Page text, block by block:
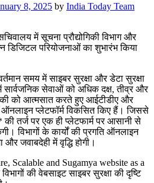
8, 2025 by India Today Team
में सूचना प्रौद्योगिकी विभाग और
डिजिटल परियोजनाओं का शुभारंभ किया
समय में साइबर सुरक्षा और डेटा सुरक्षा
सार्वजनिक सेवाओं को अधिक दक्ष, तीव्र और
को आत्मसात करते हुए आईटीडीए और
ऑनलाइन प्लेटफॉर्म विकसित किए हैं। जिससे
तर्ज पर एक ही प्लेटफार्म पर आसानी से
विभागों के कार्यों की प्रगति ऑनलाइन
जवाबदेही में वृद्धि होगी।
Scalable and Sugamya website as a
की वेबसाइट साइबर सुरक्षा की दृष्टि